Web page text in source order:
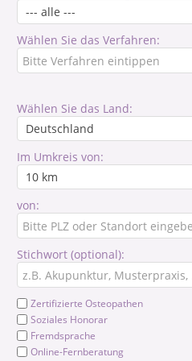
Wählen Sie das Verfahren:
Wählen Sie das Land:
Im Umkreis von:
von:
Stichwort (optional):
Zertifizierte Osteopathen
Soziales Honorar
Fremdsprache
Online-Fernberatung